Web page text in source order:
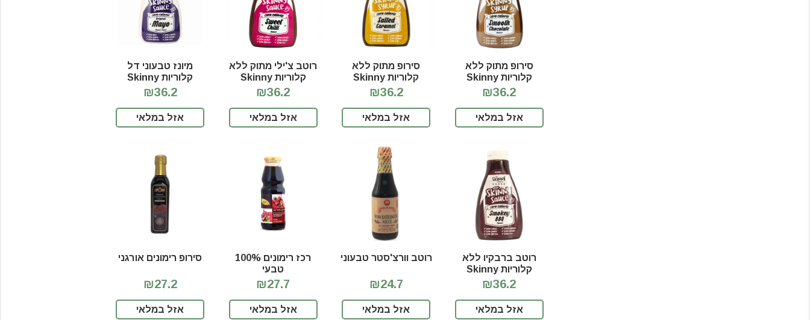
סירופ מתוק ללא
קלוריות Skinny
Syrup Chocolate
₪36.2
אזל במלאי
סירופ מתוק ללא
קלוריות Skinny
Syrup Salted
₪36.2
אזל במלאי
רוטב צ'ילי מתוק ללא
קלוריות Skinny
Sauce
₪36.2
אזל במלאי
מיונז טבעוני דל
קלוריות Skinny
Sauce
₪36.2
אזל במלאי
רוטב ברבקיו ללא
קלוריות Skinny
Sauce
₪36.2
אזל במלאי
רוטב וורצ'סטר טבעוני
₪24.7
אזל במלאי
רכז רימונים 100%
טבעי
₪27.7
אזל במלאי
סירופ רימונים אורגני
₪27.2
אזל במלאי